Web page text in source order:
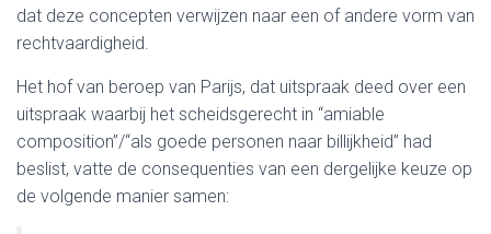
dat deze concepten verwijzen naar een of andere vorm van
rechtvaardigheid.
Het hof van beroep van Parijs, dat uitspraak deed over een
uitspraak waarbij het scheidsgerecht in “amiable
composition”/“als goede personen naar billijkheid” had
beslist, vatte de consequenties van een dergelijke keuze op
de volgende manier samen: